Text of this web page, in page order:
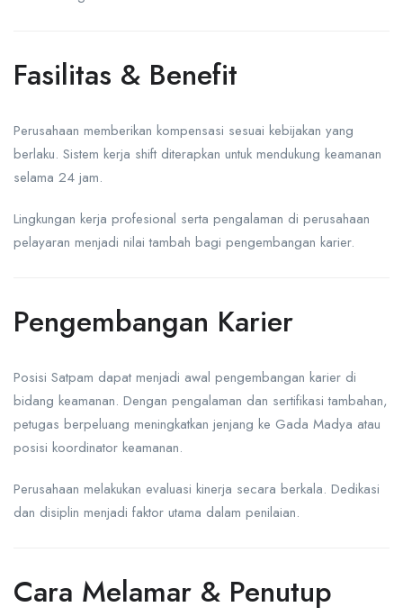
Fasilitas & Benefit
Perusahaan memberikan kompensasi sesuai kebijakan yang
berlaku. Sistem kerja shift diterapkan untuk mendukung keamanan
selama 24 jam.
Lingkungan kerja profesional serta pengalaman di perusahaan
pelayaran menjadi nilai tambah bagi pengembangan karier.
Pengembangan Karier
Posisi Satpam dapat menjadi awal pengembangan karier di
bidang keamanan. Dengan pengalaman dan sertifikasi tambahan,
petugas berpeluang meningkatkan jenjang ke Gada Madya atau
posisi koordinator keamanan.
Perusahaan melakukan evaluasi kinerja secara berkala. Dedikasi
dan disiplin menjadi faktor utama dalam penilaian.
Cara Melamar & Penutup